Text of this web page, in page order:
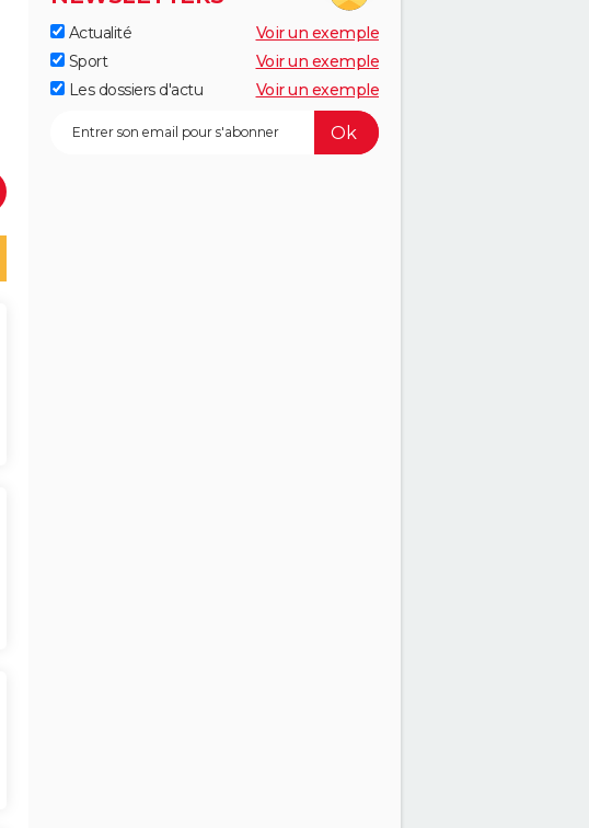
Actualité
Voir un exemple
Sport
Voir un exemple
Les dossiers d'actu
Voir un exemple